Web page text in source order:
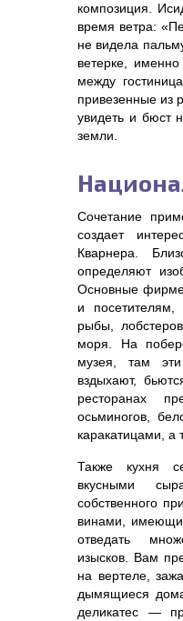
композиция.
время ветра:
не видела
ветерке,
между
привезенные из
увидеть и бюст
земли.
Сочетание
создает
Кварнера.
определяют
Основные
и посетителям,
рыбы,
моря. На
музея, там
вздыхают,
ресторанах
осьминогов,
каракатицами,
Также кухня
вкусными
собственного
винами,
отведать
изысков. Вам
на вертеле,
дымящиеся
деликатес —